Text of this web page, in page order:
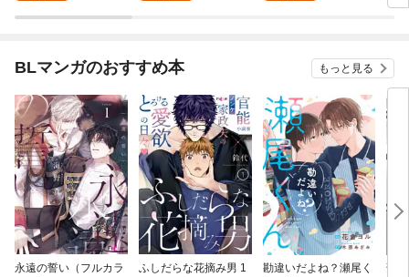
BLマンガのおすすめ本 もっと見る
永遠の誓い（フルカラ
ふしだらな花摘み男 1
勘違いだよね？瀬尾く
薄